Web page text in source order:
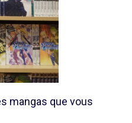
mangas que vous